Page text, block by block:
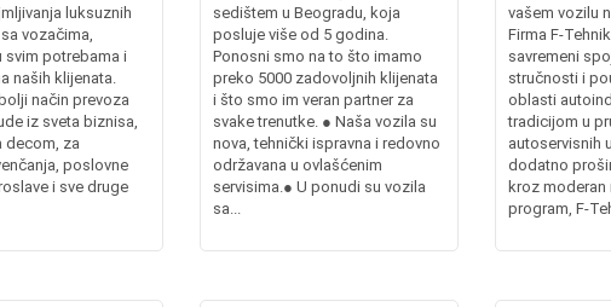
luksuznih
vozačima,
svim potrebama i
naših klijenata.
način prevoza
iz sveta biznisa,
decom, za
poslovne
i sve druge
sedištem u Beogradu, koja
posluje više od 5 godina.
Ponosni smo na to što imamo
preko 5000 zadovoljnih klijenata
i što smo im veran partner za
svake trenutke. ●​ Naša vozila su
nova, tehnički ispravna i redovno
održavana u ovlašćenim
servisima.●​ U ponudi su vozila
sa...
vašem vozilu
Firma F-
savremeni
stručnosti i
oblasti
tradicijom u
autoservisnih
dodatno
kroz moderan
program, F-